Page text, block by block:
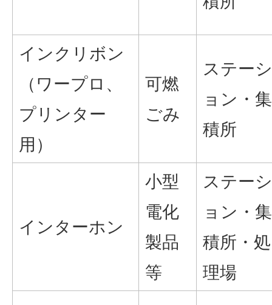
インクリボン
（ワープロ、
プリンター
用）
可燃
ごみ
ステーシ
ョン・集
積所
インターホン
小型
電化
製品
等
ステーシ
ョン・集
積所・処
理場